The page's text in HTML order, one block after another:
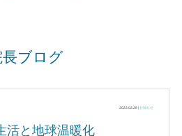
長ブログ
2022.02.28 |お知らせ
と地球温暖化